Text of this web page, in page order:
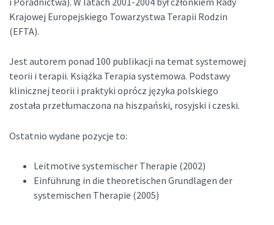
Krajowej Europejskiego Towarzystwa Terapii Rodzin
(EFTA).
Jest autorem ponad 100 publikacji na temat systemowej
teorii i terapii. Książka Terapia systemowa. Podstawy
klinicznej teorii i praktyki oprócz języka polskiego
została przetłumaczona na hiszpański, rosyjski i czeski.
Ostatnio wydane pozycje to:
Leitmotive systemischer Therapie (2002)
Einführung in die theoretischen Grundlagen der
systemischen Therapie (2005)